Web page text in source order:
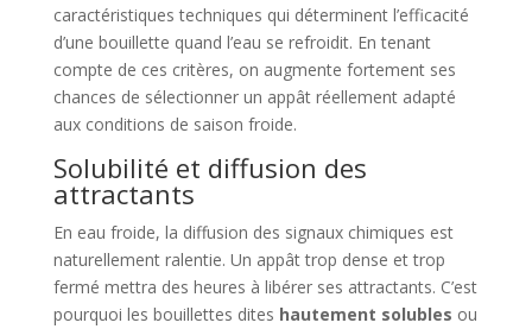
caractéristiques techniques qui déterminent l’efficacité
d’une bouillette quand l’eau se refroidit. En tenant
compte de ces critères, on augmente fortement ses
chances de sélectionner un appât réellement adapté
aux conditions de saison froide.
Solubilité et diffusion des
attractants
En eau froide, la diffusion des signaux chimiques est
naturellement ralentie. Un appât trop dense et trop
fermé mettra des heures à libérer ses attractants. C’est
pourquoi les bouillettes dites hautement solubles ou